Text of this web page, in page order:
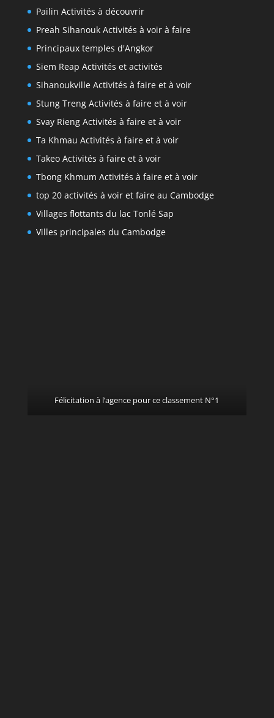
Pailin Activités à découvrir
Preah Sihanouk Activités à voir à faire
Principaux temples d'Angkor
Siem Reap Activités et activités
Sihanoukville Activités à faire et à voir
Stung Treng Activités à faire et à voir
Svay Rieng Activités à faire et à voir
Ta Khmau Activités à faire et à voir
Takeo Activités à faire et à voir
Tbong Khmum Activités à faire et à voir
top 20 activités à voir et faire au Cambodge
Villages flottants du lac Tonlé Sap
Villes principales du Cambodge
Félicitation à l’agence pour ce classement N°1